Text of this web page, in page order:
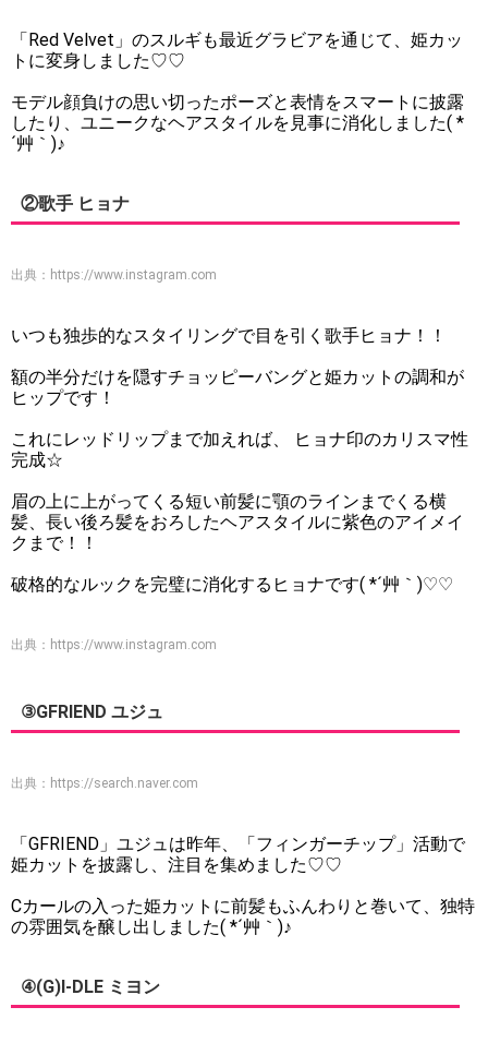
「Red Velvet」のスルギも最近グラビアを通じて、姫カッ
トに変身しました♡♡
モデル顔負けの思い切ったポーズと表情をスマートに披露
したり、ユニークなヘアスタイルを見事に消化しました( *
´艸｀)♪
②歌手 ヒョナ
出典： https://www.instagram.com
いつも独歩的なスタイリングで目を引く歌手ヒョナ！！
額の半分だけを隠すチョッピーバングと姫カットの調和が
ヒップです！
これにレッドリップまで加えれば、 ヒョナ印のカリスマ性
完成☆
眉の上に上がってくる短い前髪に顎のラインまでくる横
髪、長い後ろ髪をおろしたヘアスタイルに紫色のアイメイ
クまで！！
破格的なルックを完璧に消化するヒョナです( *´艸｀)♡♡
出典： https://www.instagram.com
③GFRIEND ユジュ
出典： https://search.naver.com
「GFRIEND」ユジュは昨年、「フィンガーチップ」活動で
姫カットを披露し、注目を集めました♡♡
Cカールの入った姫カットに前髪もふんわりと巻いて、独特
の雰囲気を醸し出しました( *´艸｀)♪
④(G)I-DLE ミヨン